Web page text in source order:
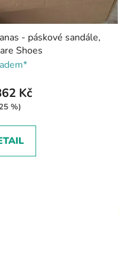
- páskové sandále,
Shoes
Kč
%)